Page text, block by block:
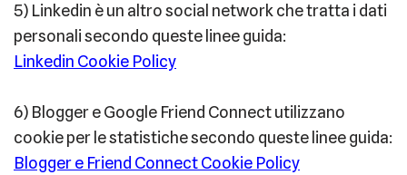
5) Linkedin è un altro social network che tratta i dati
personali secondo queste linee guida:
Linkedin Cookie Policy
6) Blogger e Google Friend Connect utilizzano
cookie per le statistiche secondo queste linee guida:
Blogger e Friend Connect Cookie Policy